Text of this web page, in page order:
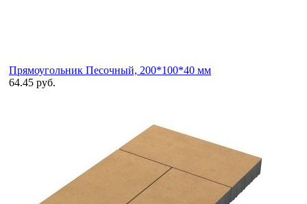
Прямоугольник Песочный, 200*100*40 мм
64.45 руб.